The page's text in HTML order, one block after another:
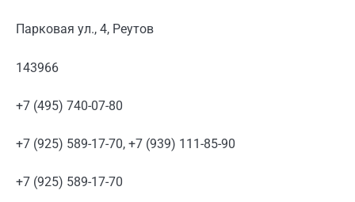
Парковая ул., 4, Реутов
143966
+7 (495) 740-07-80
+7 (925) 589-17-70, +7 (939) 111-85-90
+7 (925) 589-17-70